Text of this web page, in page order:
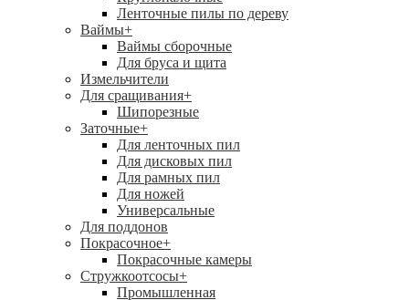
Ленточные пилы по дереву
Ваймы+
Ваймы сборочные
Для бруса и щита
Измельчители
Для сращивания+
Шипорезные
Заточные+
Для ленточных пил
Для дисковых пил
Для рамных пил
Для ножей
Универсальные
Для поддонов
Покрасочное+
Покрасочные камеры
Стружкоотсосы+
Промышленная